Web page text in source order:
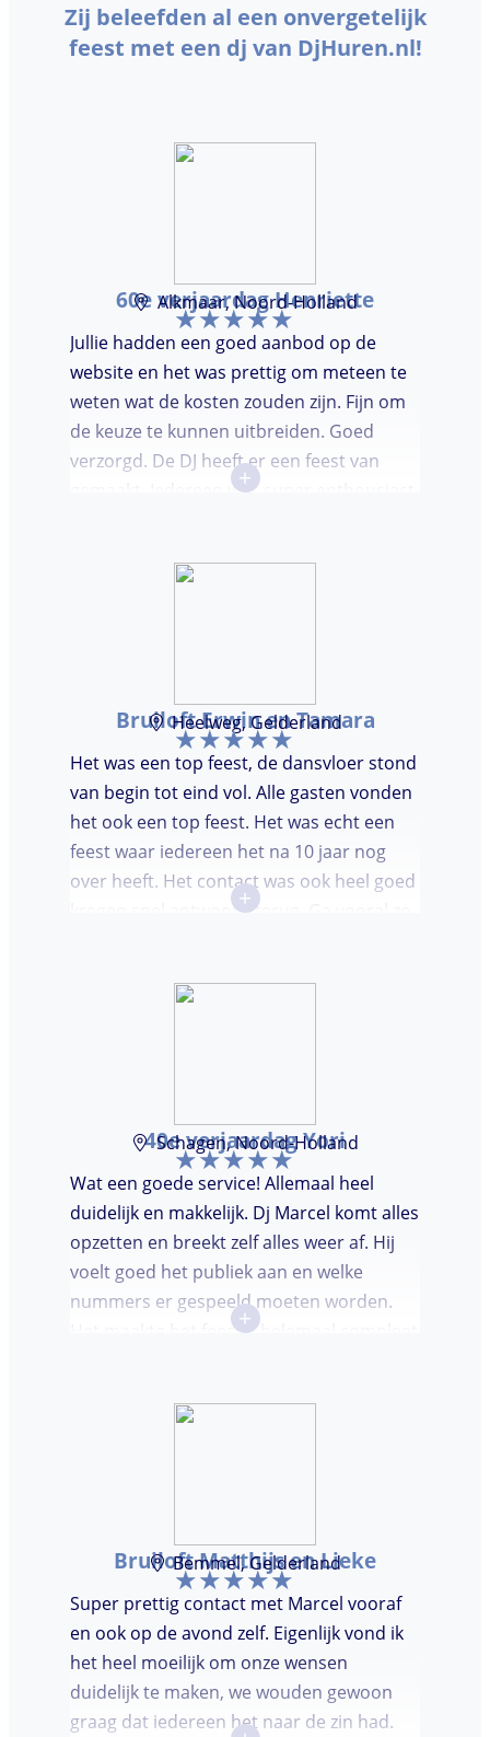
Zij beleefden al een onvergetelijk
feest met een dj van DjHuren.nl!
60e verjaardag Henriette
Alkmaar, Noord-Holland
Jullie hadden een goed aanbod op de
website en het was prettig om meteen te
weten wat de kosten zouden zijn. Fijn om
de keuze te kunnen uitbreiden. Goed
verzorgd. De DJ heeft er een feest van
gemaakt. Iedereen was super enthousiast,
over de DJ. Bij deze Marcel, top gedaan en
+
Bruiloft Erwin en Tamara
Heelweg, Gelderland
Het was een top feest, de dansvloer stond
van begin tot eind vol. Alle gasten vonden
het ook een top feest. Het was echt een
feest waar iedereen het na 10 jaar nog
over heeft. Het contact was ook heel goed
kregen snel antwoord terug. Ga vooral zo
+
40e verjaardag Yori
Schagen, Noord-Holland
Wat een goede service! Allemaal heel
duidelijk en makkelijk. Dj Marcel komt alles
opzetten en breekt zelf alles weer af. Hij
voelt goed het publiek aan en welke
nummers er gespeeld moeten worden.
Het maakte het feestje helemaal compleet
+
Bruiloft Matthijs en Lieke
Bemmel, Gelderland
Super prettig contact met Marcel vooraf
en ook op de avond zelf. Eigenlijk vond ik
het heel moeilijk om onze wensen
duidelijk te maken, we wouden gewoon
graag dat iedereen het naar de zin had.